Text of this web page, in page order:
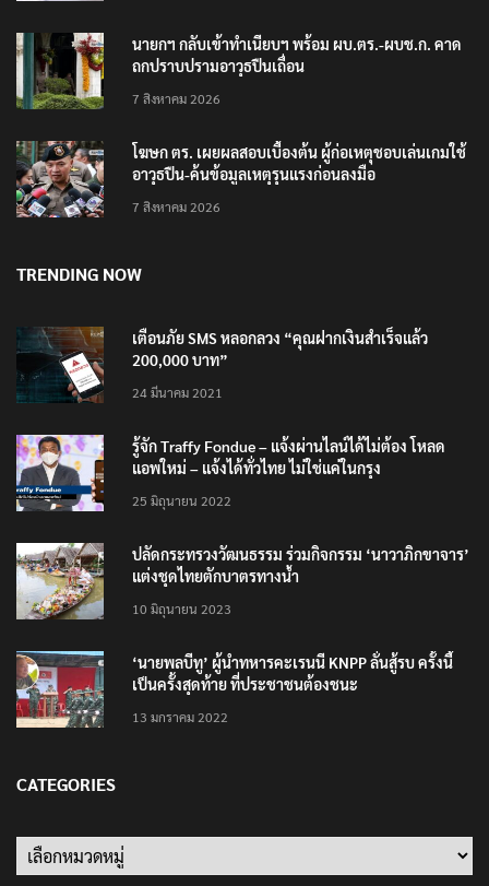
นายกฯ กลับเข้าทำเนียบฯ พร้อม ผบ.ตร.-ผบช.ก. คาด
ถกปราบปรามอาวุธปืนเถื่อน
7 สิงหาคม 2026
โฆษก ตร. เผยผลสอบเบื้องต้น ผู้ก่อเหตุชอบเล่นเกมใช้
อาวุธปืน-ค้นข้อมูลเหตุรุนแรงก่อนลงมือ
7 สิงหาคม 2026
TRENDING NOW
เตือนภัย SMS หลอกลวง “คุณฝากเงินสำเร็จแล้ว
200,000 บาท”
24 มีนาคม 2021
รู้จัก Traffy Fondue – แจ้งผ่านไลน์ได้ไม่ต้อง โหลด
แอพใหม่ – แจ้งได้ทั่วไทย ไม่ใช่แค่ในกรุง
25 มิถุนายน 2022
ปลัดกระทรวงวัฒนธรรม ร่วมกิจกรรม ‘นาวาภิกขาจาร’
แต่งชุดไทยตักบาตรทางน้ำ
10 มิถุนายน 2023
‘นายพลบีทู’ ผู้นำทหารคะเรนนี KNPP ลั่นสู้รบ ครั้งนี้
เป็นครั้งสุดท้าย ที่ประชาชนต้องชนะ
13 มกราคม 2022
CATEGORIES
Categories